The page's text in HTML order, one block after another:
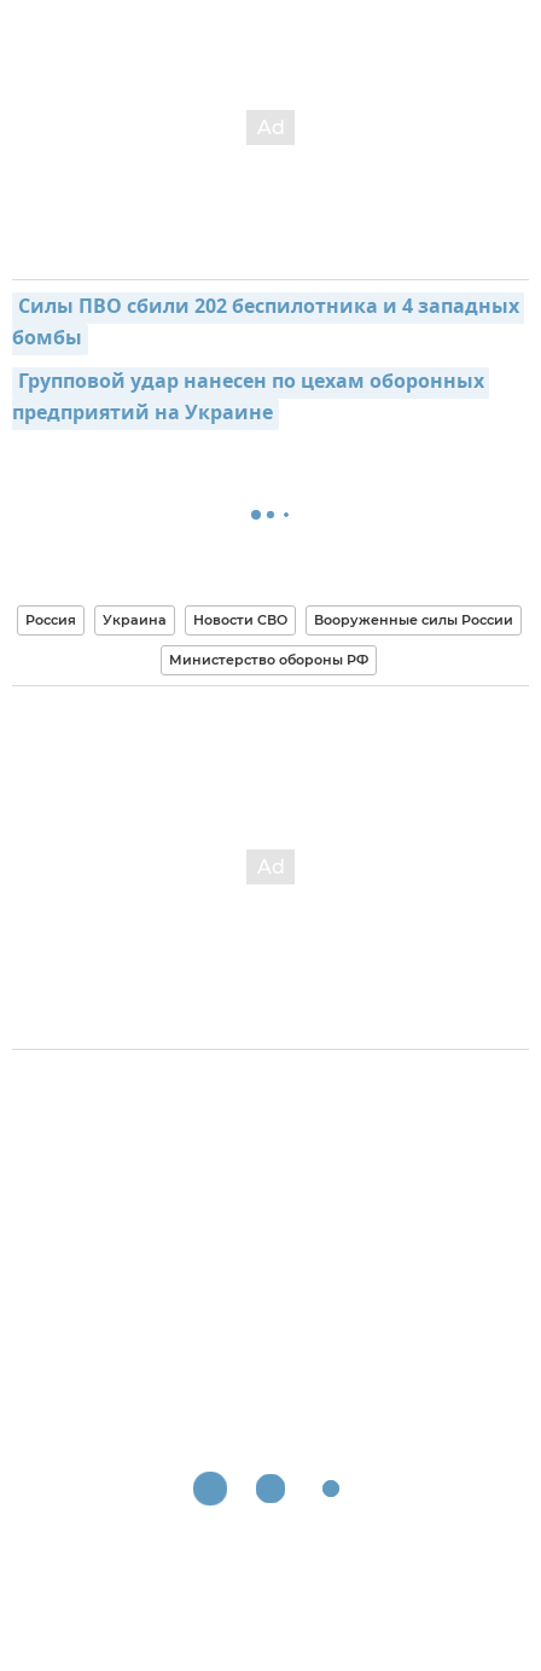
Силы ПВО сбили 202 беспилотника и 4 западных
бомбы
Групповой удар нанесен по цехам оборонных
предприятий на Украине
Россия Украина Новости СВО Вооруженные силы России
Министерство обороны РФ